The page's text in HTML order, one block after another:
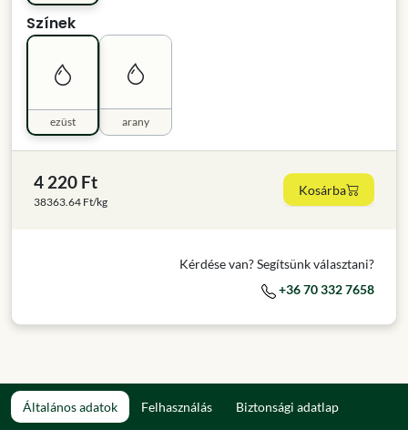
Színek
arany
ezüst
4 220 Ft
38363.64 Ft/kg
Kosárba
Kérdése van? Segítsünk választani?
+36 70 332 7658
Általános adatok Felhasználás Biztonsági adatlap